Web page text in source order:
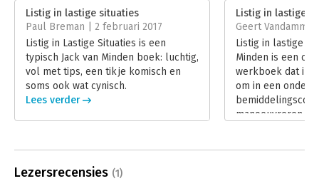
Verschijningsdatum:
8-10-2016
Hoofdrubriek: Persoonlijke effectiviteit
Listig in lastige situaties
Paul Breman | 2 februari 2017
Listig in Lastige Situaties is een
typisch Jack van Minden boek: luchtig,
vol met tips, een tikje komisch en
soms ook wat cynisch.
Lees verder
Listig in lastige
Geert Vandamme
Listig in lastige
Minden is een
werkboek dat
om in een
manoeuvreren.
Lezersrecensies (1)